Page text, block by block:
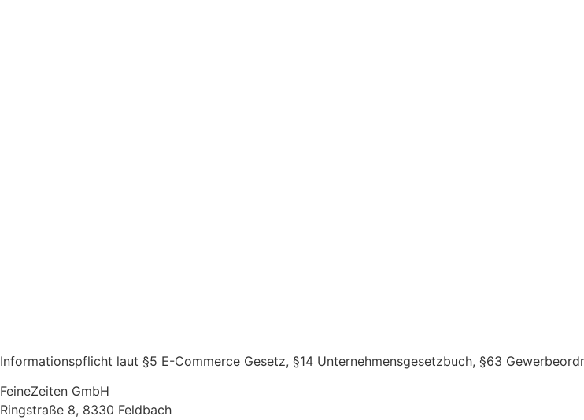
Informationspflicht laut §5 E-Commerce Gesetz, §14 Unternehmensgesetzbuch, §63
FeineZeiten GmbH
Ringstraße 8, 8330 Feldbach